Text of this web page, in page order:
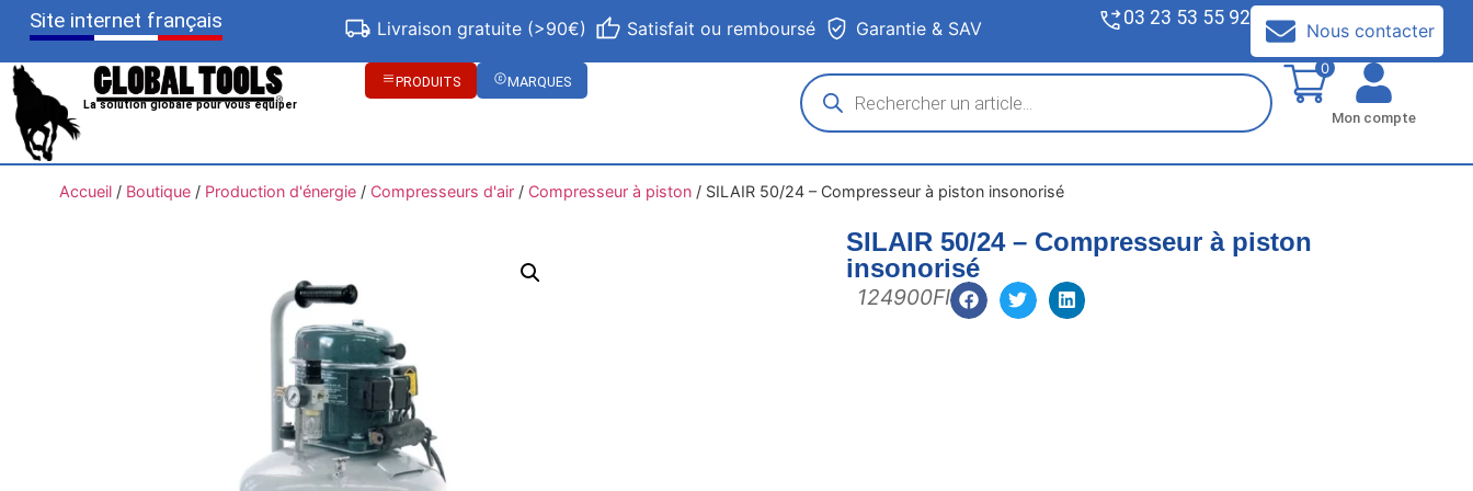
Site internet français Livraison gratuite (>90€) Satisfait ou remboursé Garantie & SAV 03 23 53 55 92
Nous contacter
La solution globale pour vous équiper
PRODUITS MARQUES
0
Mon compte
Accueil/ Boutique/ Production d'énergie/ Compresseurs d'air/ Compresseur à piston/ SILAIR 50/24 – Compresseur à piston insonorisé
SILAIR 50/24 – Compresseur à piston
insonorisé
124900FI